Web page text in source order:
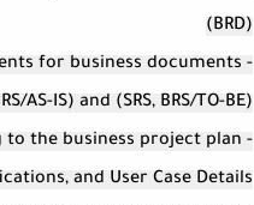
(BRD)
for business documents
AS-IS) and (SRS, BRS/TO-BE).
to the business project plan
and User Case Details.